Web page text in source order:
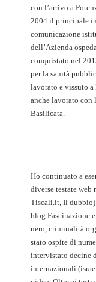
con l’arrivo a
2004 il principale
comunicazione
dell’Azienda
conquistato nel
per la sanità
lavorato e vissuto
anche lavorato con
Basilicata.
Ho continuato a
diverse testate
Tiscali.it, Il
blog Fascinazione
nero, criminalità
stato ospite di
intervistato decine
internazionali